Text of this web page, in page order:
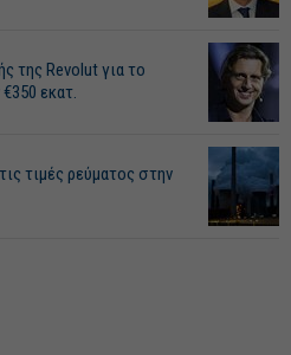
της Revolut για το
εκατ.
τιμές ρεύματος στην